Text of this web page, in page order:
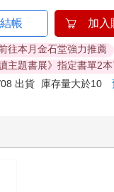
帳 加入
往本月金石堂強力推薦
主題書展》指定書單2
出貨
庫存量大於10